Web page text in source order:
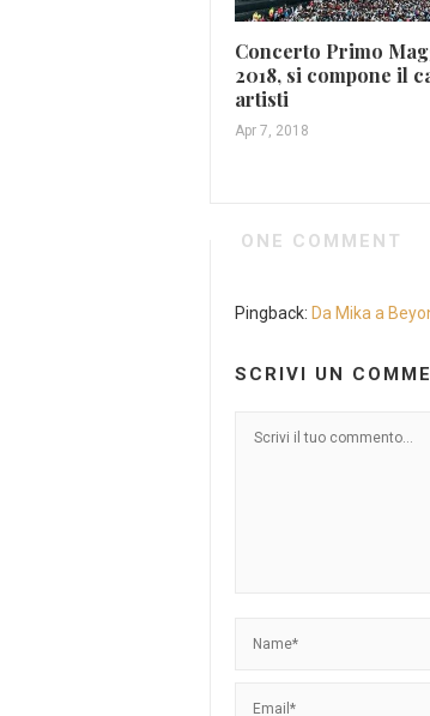
Concerto Primo
2018, si compone il
artisti
Apr 7, 2018
ONE COMMENT
Pingback: Da Mika a
SCRIVI UN